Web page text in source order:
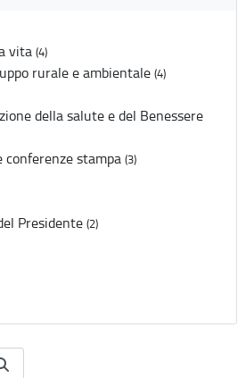
vita (4)
rurale e ambientale (4)
della salute e del Benessere
stampa (3)
Presidente (2)